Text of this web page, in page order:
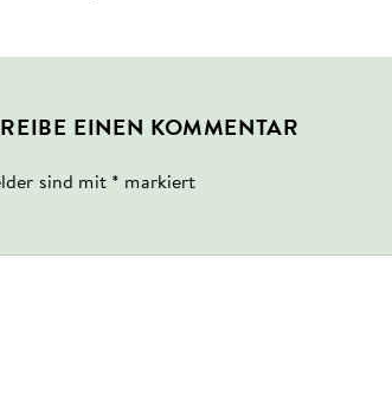
EINEN KOMMENTAR
sind mit * markiert